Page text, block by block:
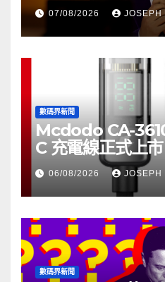
07/08/2026 JOSEPH
數碼界新聞
Mcdodo CA-
C 充電線正式上
06/08/2026 JOSEPH
數碼界新聞